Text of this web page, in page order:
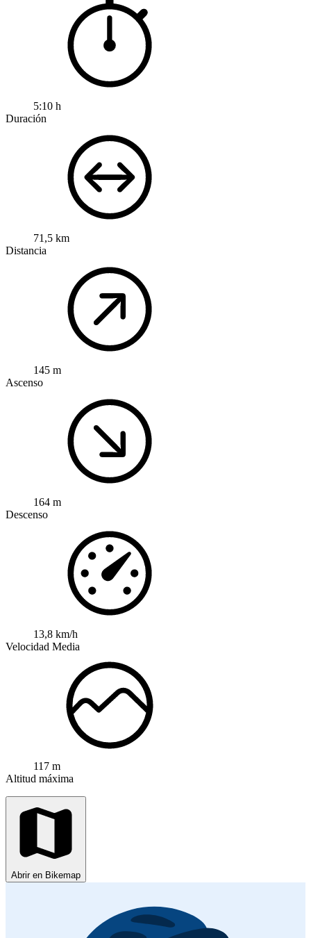
5:10 h
Duración
71,5 km
Distancia
145 m
Ascenso
164 m
Descenso
13,8 km/h
Velocidad Media
117 m
Altitud máxima
Abrir en Bikemap